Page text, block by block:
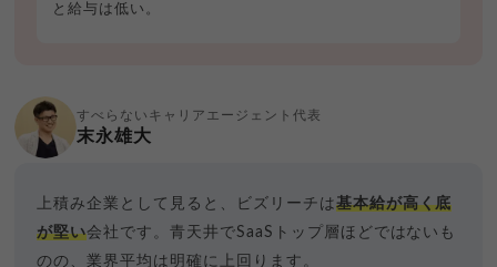
と給与は低い。
すべらないキャリアエージェント代表
末永雄大
上積み企業として見ると、ビズリーチは基本給が高く底
が堅い会社です。青天井でSaaSトップ層ほどではないも
のの、業界平均は明確に上回ります。